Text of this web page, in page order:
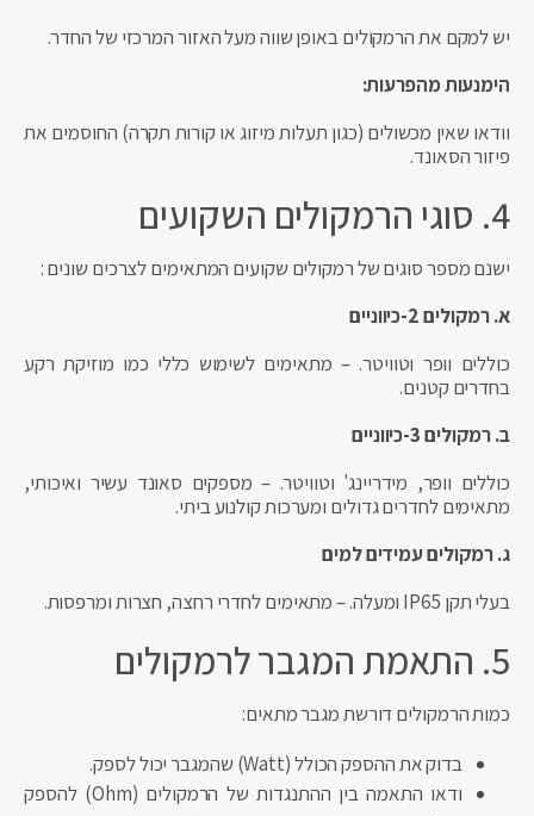
יש למקם את הרמקולים באופן שווה מעל האזור המרכזי של החדר.
הימנעות מהפרעות:
וודאו שאין מכשולים (כגון תעלות מיזוג או קורות תקרה) החוסמים את
פיזור הסאונד.
4. סוגי הרמקולים השקועים
ישנם מספר סוגים של רמקולים שקועים המתאימים לצרכים שונים :
א. רמקולים 2-כיווניים
כוללים וופר וטוויטר. – מתאימים לשימוש כללי כמו מוזיקת רקע
בחדרים קטנים.
ב. רמקולים 3-כיווניים
כוללים וופר, מידריינג' וטוויטר. – מספקים סאונד עשיר ואיכותי,
מתאימים לחדרים גדולים ומערכות קולנוע ביתי.
ג. רמקולים עמידים למים
בעלי תקן IP65 ומעלה. – מתאימים לחדרי רחצה, חצרות ומרפסות.
5. התאמת המגבר לרמקולים
כמות הרמקולים דורשת מגבר מתאים:
בדוק את ההספק הכולל (Watt) שהמגבר יכול לספק.
ודאו התאמה בין ההתנגדות של הרמקולים (Ohm) להספק